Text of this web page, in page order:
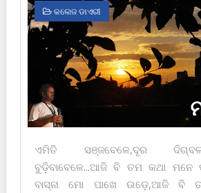
କଲେଜ ଡାଏରୀ
ଏମିତି ସଞ୍ଜବେଳେ,ଦୂର
ବୁଡ଼ିବାବେଳେ...ଆଜି ବି ତମ କଥା
ବାସ୍ନା ମୋ ପାଖେ ଉଡ଼େ,ଆଜି ବି